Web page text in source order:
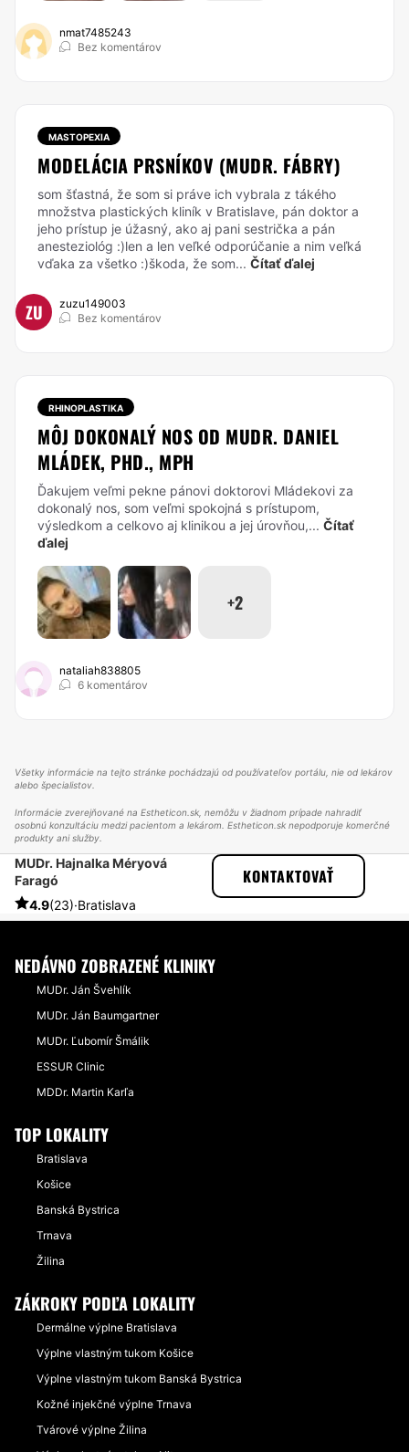
nmat7485243
Bez komentárov
MASTOPEXIA
MODELÁCIA PRSNÍKOV (MUDR. FÁBRY)
som šťastná, že som si práve ich vybrala z tákého
množstva plastických kliník v Bratislave, pán doktor a
jeho prístup je úžasný, ako aj pani sestrička a pán
anesteziológ :)len a len veľké odporúčanie a nim veľká
vďaka za všetko :)škoda, že som... Čítať ďalej
ZU
zuzu149003
Bez komentárov
RHINOPLASTIKA
MÔJ DOKONALÝ NOS OD MUDR. DANIEL
MLÁDEK, PHD., MPH
Ďakujem veľmi pekne pánovi doktorovi Mládekovi za
dokonalý nos, som veľmi spokojná s prístupom,
výsledkom a celkovo aj klinikou a jej úrovňou,... Čítať
ďalej
+2
nataliah838805
6 komentárov
Všetky informácie na tejto stránke pochádzajú od používateľov portálu, nie od lekárov
alebo špecialistov.
Informácie zverejňované na Estheticon.sk, nemôžu v žiadnom prípade nahradiť
osobnú konzultáciu medzi pacientom a lekárom. Estheticon.sk nepodporuje komerčné
produkty ani služby.
MUDr. Hajnalka Méryová
Faragó
4.9(23)·Bratislava
KONTAKTOVAŤ
ESTHETICON
PRÍBEHY
PRÍBEHY TÝKAJÚCE SA ZÁKROKU KYSELINA HYALURÓNOVÁ
PERY KYSELINOU HYALURONOVOU
NEDÁVNO ZOBRAZENÉ KLINIKY
MUDr. Ján Švehlík
MUDr. Ján Baumgartner
MUDr. Ľubomír Šmálik
ESSUR Clinic
MDDr. Martin Karľa
TOP LOKALITY
Bratislava
Košice
Banská Bystrica
Trnava
Žilina
ZÁKROKY PODĽA LOKALITY
Dermálne výplne Bratislava
Výplne vlastným tukom Košice
Výplne vlastným tukom Banská Bystrica
Kožné injekčné výplne Trnava
Tvárové výplne Žilina